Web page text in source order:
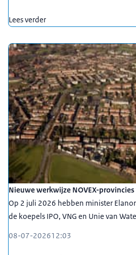
Lees verder
Nieuwe werkwijze NOVEX-
Op 2 juli 2026 hebben minister
de koepels IPO, VNG en Unie van
08-07-202612:03